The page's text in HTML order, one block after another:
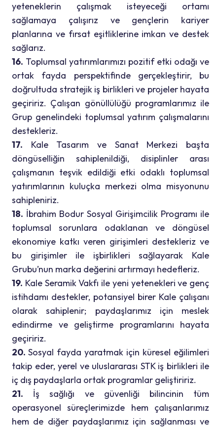
yeteneklerin çalışmak isteyeceği ortamı
sağlamaya çalışırız ve gençlerin kariyer
planlarına ve fırsat eşitliklerine imkan ve destek
sağlarız.
16. Toplumsal yatırımlarımızı pozitif etki odağı ve
ortak fayda perspektifinde gerçekleştirir, bu
doğrultuda stratejik iş birlikleri ve projeler hayata
geçiririz. Çalışan gönüllülüğü programlarımız ile
Grup genelindeki toplumsal yatırım çalışmalarını
destekleriz.
17. Kale Tasarım ve Sanat Merkezi başta
döngüselliğin sahiplenildiği, disiplinler arası
çalışmanın teşvik edildiği etki odaklı toplumsal
yatırımlarının kuluçka merkezi olma misyonunu
sahipleniriz.
18. İbrahim Bodur Sosyal Girişimcilik Programı ile
toplumsal sorunlara odaklanan ve döngüsel
ekonomiye katkı veren girişimleri destekleriz ve
bu girişimler ile işbirlikleri sağlayarak Kale
Grubu’nun marka değerini artırmayı hedefleriz.
19. Kale Seramik Vakfı ile yeni yetenekleri ve genç
istihdamı destekler, potansiyel birer Kale çalışanı
olarak sahiplenir; paydaşlarımız için meslek
edindirme ve geliştirme programlarını hayata
geçiririz.
20. Sosyal fayda yaratmak için küresel eğilimleri
takip eder, yerel ve uluslararası STK iş birlikleri ile
iç dış paydaşlarla ortak programlar geliştiririz.
21. İş sağlığı ve güvenliği bilincinin tüm
operasyonel süreçlerimizde hem çalışanlarımız
hem de diğer paydaşlarımız için sağlanması ve